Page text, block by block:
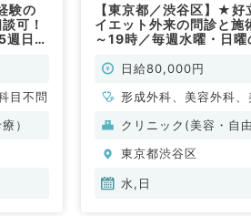
験の
可！
日曜
目不問
）
【東京都／渋谷区】★好
イエット外来の問診と
～19時／毎週水曜・日
勤） 日給80,000円
形成外科、美容外科
クリニック(美容・自
東京都渋谷区
水,日